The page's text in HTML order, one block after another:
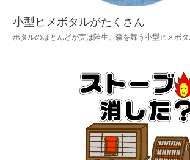
小型ヒメボタルがたくさん
ホタルのほとんどが実は陸生。森を舞う小型ヒメボタ